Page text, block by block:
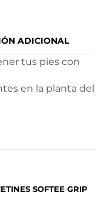
ADICIONAL
tus pies con
en la planta del
SOFTEE GRIP